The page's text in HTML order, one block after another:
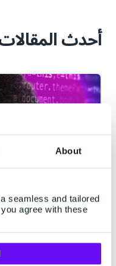
About
seamless and tailored
agree with these
أحدث
الذكاء
الكثير